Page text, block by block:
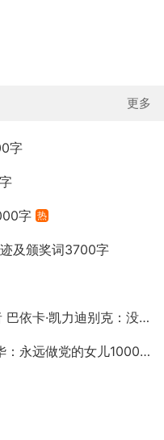
更多
字
字 热
及颁奖词3700字
有祖国的界碑，哪有我们的牛羊500字
永远做党的女儿1000字